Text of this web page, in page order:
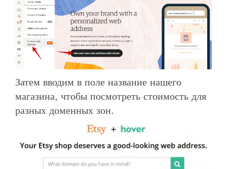
Затем вводим в поле название нашего
магазина, чтобы посмотреть стоимость для
разных доменных зон.